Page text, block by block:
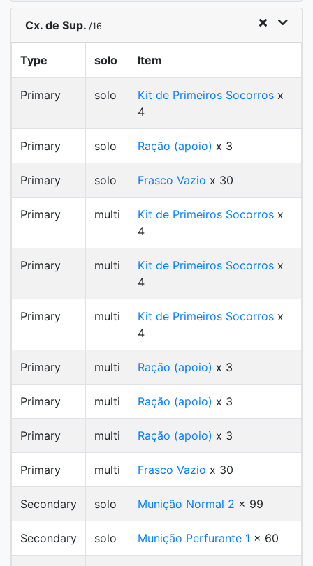
Cx. de Sup. /16
Type solo Item
Primary solo Kit de Primeiros Socorros x
4
Primary solo Ração (apoio) x 3
Primary solo Frasco Vazio x 30
Primary multi Kit de Primeiros Socorros x
4
Primary multi Kit de Primeiros Socorros x
4
Primary multi Kit de Primeiros Socorros x
4
Primary multi Ração (apoio) x 3
Primary multi Ração (apoio) x 3
Primary multi Ração (apoio) x 3
Primary multi Frasco Vazio x 30
Secondary solo Munição Normal 2 x 99
Secondary solo Munição Perfurante 1 x 60